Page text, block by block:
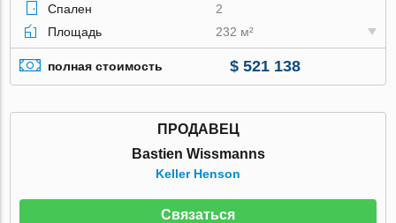
Спален
2
Площадь
232 м²
полная стоимость $ 521 138
ПРОДАВЕЦ
Bastien Wissmanns
Keller Henson
Связаться